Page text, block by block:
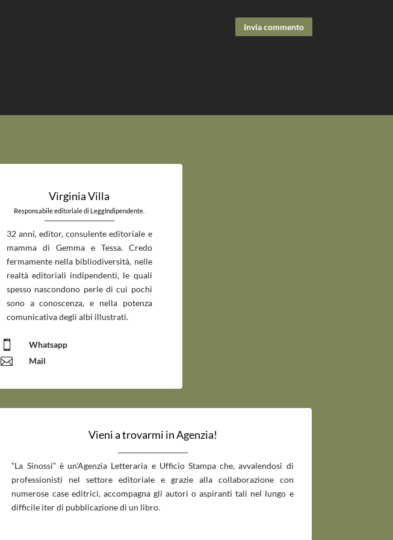
Invia commento
Virginia Villa
Responsabile editoriale di LeggIndipendente.
_____________________________
32 anni, editor, consulente editoriale e
mamma di Gemma e Tessa. Credo
fermamente nella bibliodiversità, nelle
realtà editoriali indipendenti, le quali
spesso nascondono perle di cui pochi
sono a conoscenza, e nella potenza
comunicativa degli albi illustrati.
 Whatsapp
 Mail
Vieni a trovarmi in Agenzia!
“La Sinossi” è un’Agenzia Letteraria e Ufficio Stampa che, avvalendosi di
professionisti nel settore editoriale e grazie alla collaborazione con
numerose case editrici, accompagna gli autori o aspiranti tali nel lungo e
difficile iter di pubblicazione di un libro.